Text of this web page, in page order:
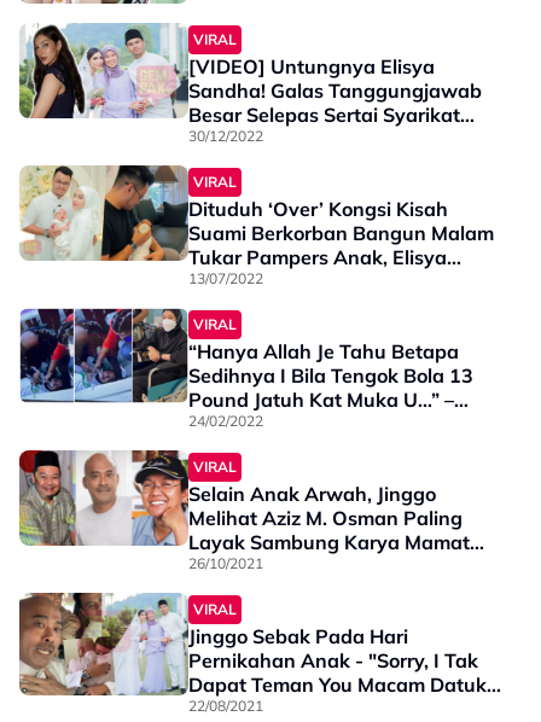
VIRAL
[VIDEO] Untungnya Elisya
Sandha! Galas Tanggungjawab
Besar Selepas Sertai Syarikat
Produksi Mentua - “Pengakhiran
2022 Telah Sampai, Cabaran
2023…”
30/12/2022
VIRAL
Dituduh ‘Over’ Kongsi Kisah
Suami Berkorban Bangun Malam
Tukar Pampers Anak, Elisya
Sandha - “Saya Tak Perlukan
Justifikasi Mereka”
13/07/2022
VIRAL
“Hanya Allah Je Tahu Betapa
Sedihnya I Bila Tengok Bola 13
Pound Jatuh Kat Muka U…” –
Jinggo Risaukan Sheila Rusly
24/02/2022
VIRAL
Selain Anak Arwah, Jinggo
Melihat Aziz M. Osman Paling
Layak Sambung Karya Mamat
Khalid Yang Belum Selesai - “Ini
Pandangan, Bukan Cadangan
Atau Arahan…”
26/10/2021
VIRAL
Jinggo Sebak Pada Hari
Pernikahan Anak - "Sorry, I Tak
Dapat Teman You Macam Datuk
Teman I Nikah ..."
22/08/2021